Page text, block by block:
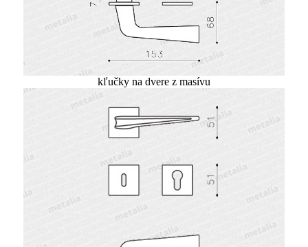
kľučky na dvere z masívu